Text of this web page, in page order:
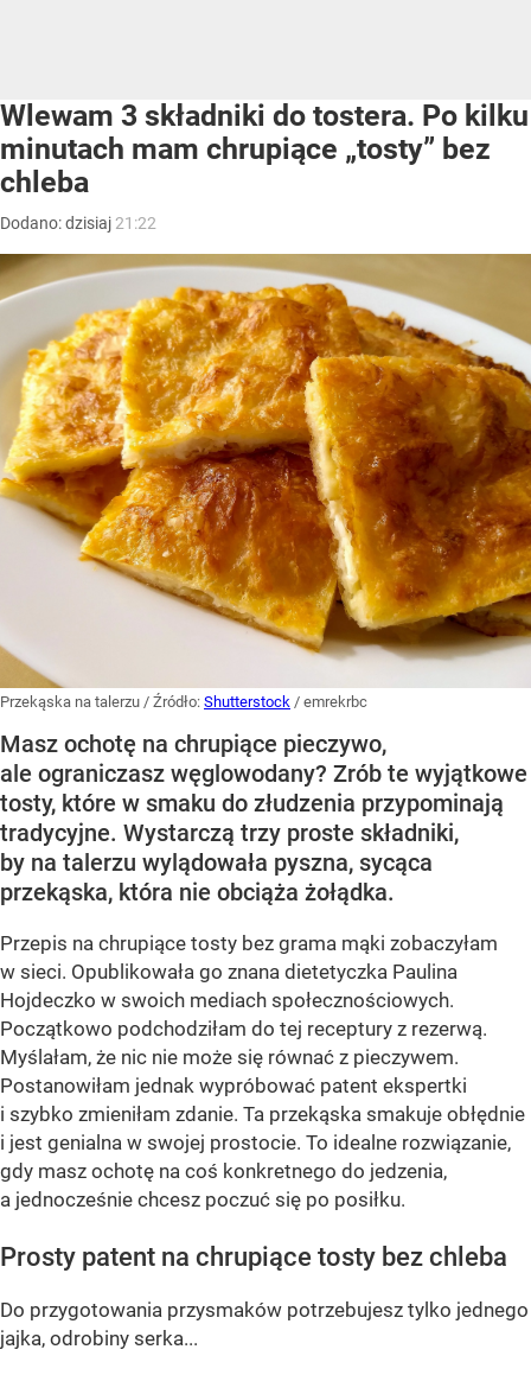
Wlewam 3 składniki do tostera. Po kilku
minutach mam chrupiące „tosty” bez
chleba
Dodano:dzisiaj 21:22
Przekąska na talerzu / Źródło: Shutterstock / emrekrbc
Masz ochotę na chrupiące pieczywo,
ale ograniczasz węglowodany? Zrób te wyjątkowe
tosty, które w smaku do złudzenia przypominają
tradycyjne. Wystarczą trzy proste składniki,
by na talerzu wylądowała pyszna, sycąca
przekąska, która nie obciąża żołądka.
Przepis na chrupiące tosty bez grama mąki zobaczyłam
w sieci. Opublikowała go znana dietetyczka Paulina
Hojdeczko w swoich mediach społecznościowych.
Początkowo podchodziłam do tej receptury z rezerwą.
Myślałam, że nic nie może się równać z pieczywem.
Postanowiłam jednak wypróbować patent ekspertki
i szybko zmieniłam zdanie. Ta przekąska smakuje obłędnie
i jest genialna w swojej prostocie. To idealne rozwiązanie,
gdy masz ochotę na coś konkretnego do jedzenia,
a jednocześnie chcesz poczuć się po posiłku.
Prosty patent na chrupiące tosty bez chleba
Do przygotowania przysmaków potrzebujesz tylko jednego
jajka, odrobiny serka...